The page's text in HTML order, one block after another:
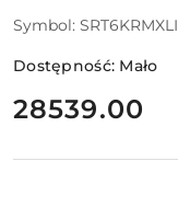
Symbol: SRT6KRMXLI
Dostępność: Mało
cena:
28539.00